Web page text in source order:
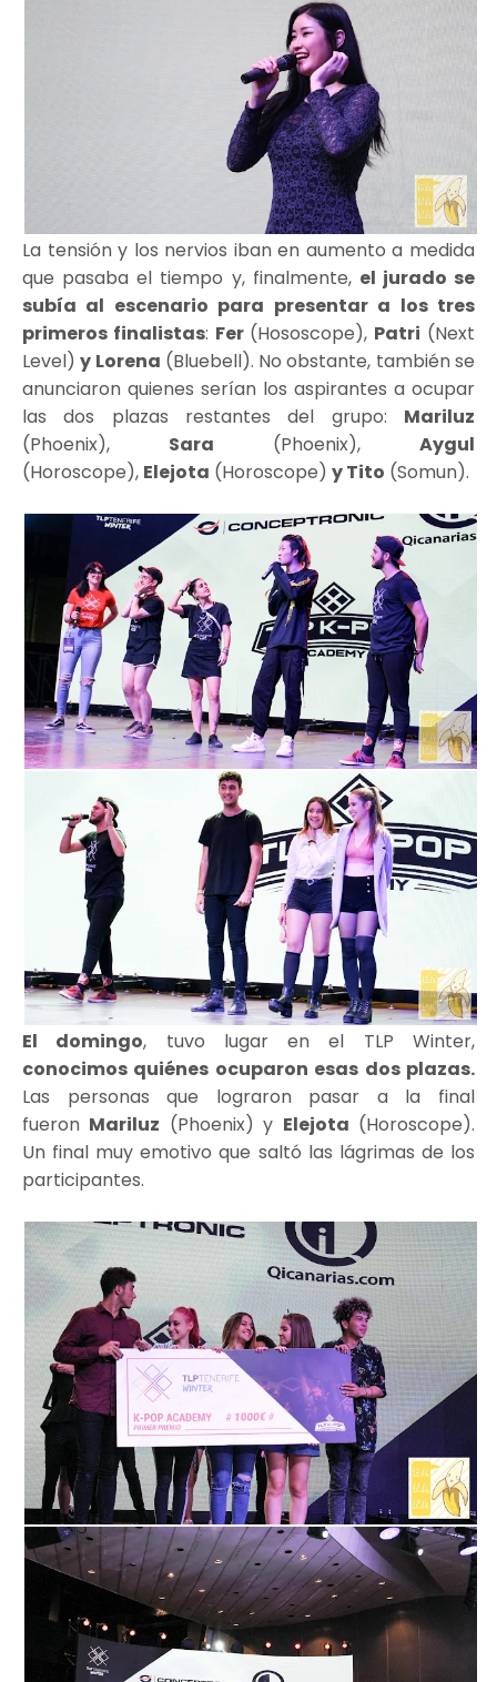
La tensión y los nervios iban en aumento a medida
que pasaba el tiempo y, finalmente, el jurado se
subía al escenario para presentar a los tres
primeros finalistas: Fer(Hososcope), Patri (Next
Level)y Lorena (Bluebell). No obstante, también se
anunciaron quienes serían los aspirantes a ocupar
las dos plazas restantes del grupo: Mariluz
(Phoenix), Sara (Phoenix), Aygul
(Horoscope), Elejota (Horoscope) y Tito (Somun).
El domingo, tuvo lugar en el TLP Winter,
conocimos quiénes ocuparon esas dos plazas.
Las personas que lograron pasar a la final
fueron Mariluz (Phoenix) y Elejota (Horoscope).
Un final muy emotivo que saltó las lágrimas de los
participantes.